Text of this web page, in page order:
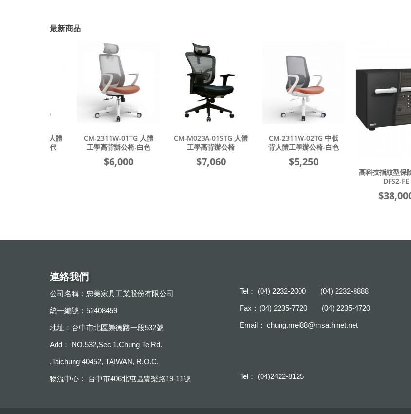
最新商品
CM-2311W-01TG 人體
工學高背辦公椅-白色
$6,000
CM-M023A-01STG 人體
工學高背辦公椅
$7,060
CM-2311W-02TG 中低
背人體工學辦公椅-白色
$5,250
高科技指紋型保險箱 (黑)
DFS2-FE
$38,000
連絡我們
公司名稱：忠美家具工業股份有限公司
統一編號：52408459
地址：台中市北區崇德路一段532號
Add： NO.532,Sec.1,Chung Te Rd.
,Taichung 40452, TAIWAN, R.O.C.
物流中心： 台中市406北屯區豐樂路19-11號
Tel： (04) 2232-2000 (04) 2232-8888
Fax：(04) 2235-7720 (04) 2235-4720
Email： chung.mei88@msa.hinet.net
Tel： (04)2422-8125